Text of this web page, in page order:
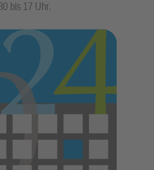
bis 17 Uhr.